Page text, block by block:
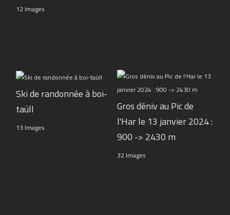
12 Images
Ski de randonnée à boi-
taüll
13 Images
Gros déniv au Pic de
l'Har le 13 janvier 2024 :
900 -> 2430 m
32 Images